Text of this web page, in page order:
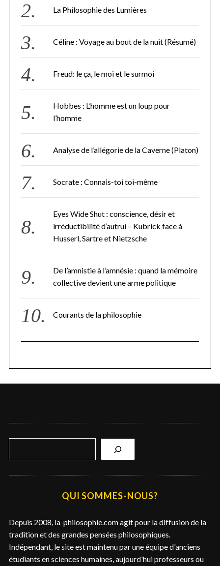
La Philosophie des Lumières
Céline : Voyage au bout de la nuit (Résumé)
Freud: le ça, le moi et le surmoi
Hobbes : L’homme est un loup pour
l’homme
Analyse de l’allégorie de la Caverne (Platon)
Socrate : Connais-toi toi-même
Eyes Wide Shut : conscience, désir et
irréductibilité d’autrui – Kubrick face à
Husserl, Sartre et Nietzsche
De l’amnistie à l’amnésie : quand la mémoire
collective devient une arme politique
Courants de la philosophie
c
h
e
r
QUI SOMMES-NOUS?
Depuis 2008, la-philosophie.com agit pour la diffusion de la
tradition et des grandes pensées philosophiques.
Indépendant, le site est maintenu par une équipe d'anciens
étudiants en sciences humaines, aujourd'hui professeurs ou